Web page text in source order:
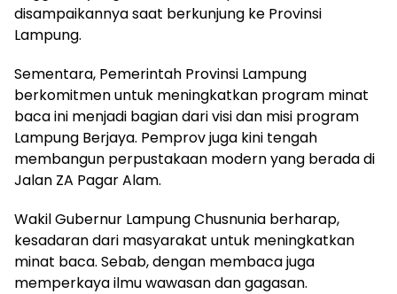
disampaikannya saat berkunjung ke Provinsi
Lampung.
Sementara, Pemerintah Provinsi Lampung
berkomitmen untuk meningkatkan program minat
baca ini menjadi bagian dari visi dan misi program
Lampung Berjaya. Pemprov juga kini tengah
membangun perpustakaan modern yang berada di
Jalan ZA Pagar Alam.
Wakil Gubernur Lampung Chusnunia berharap,
kesadaran dari masyarakat untuk meningkatkan
minat baca. Sebab, dengan membaca juga
memperkaya ilmu wawasan dan gagasan.